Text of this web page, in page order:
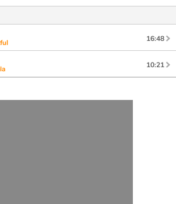
16:48
10:21